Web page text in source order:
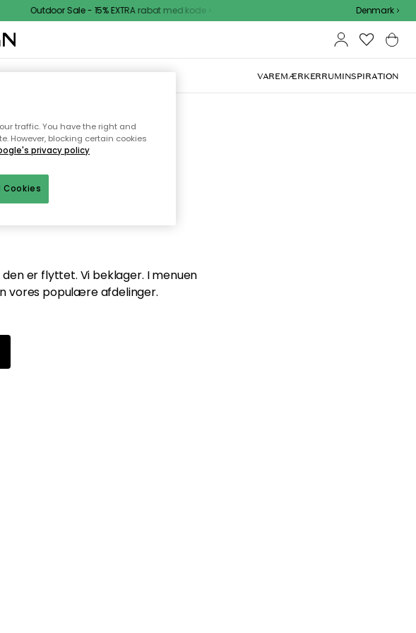
Outdoor Sale - 15% EXTRA rabat med kode Denmark
VAREMÆRKERRUMINSPIRATION
siden du
er flyttet. Vi beklager. I menuen
vores populære afdelinger.
traffic. You have the right and
However, blocking certain cookies
privacy policy
Cookies